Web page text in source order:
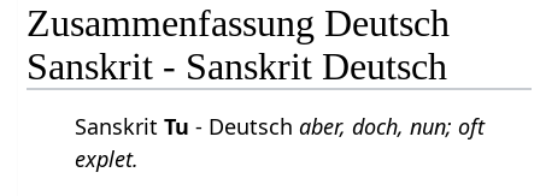
Zusammenfassung Deutsch
Sanskrit - Sanskrit Deutsch
SanskritTu - Deutschaber, doch, nun; oft
explet.